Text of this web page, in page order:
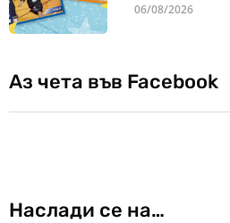
06/08/2026
Аз чета във Facebook
Наслади се на…